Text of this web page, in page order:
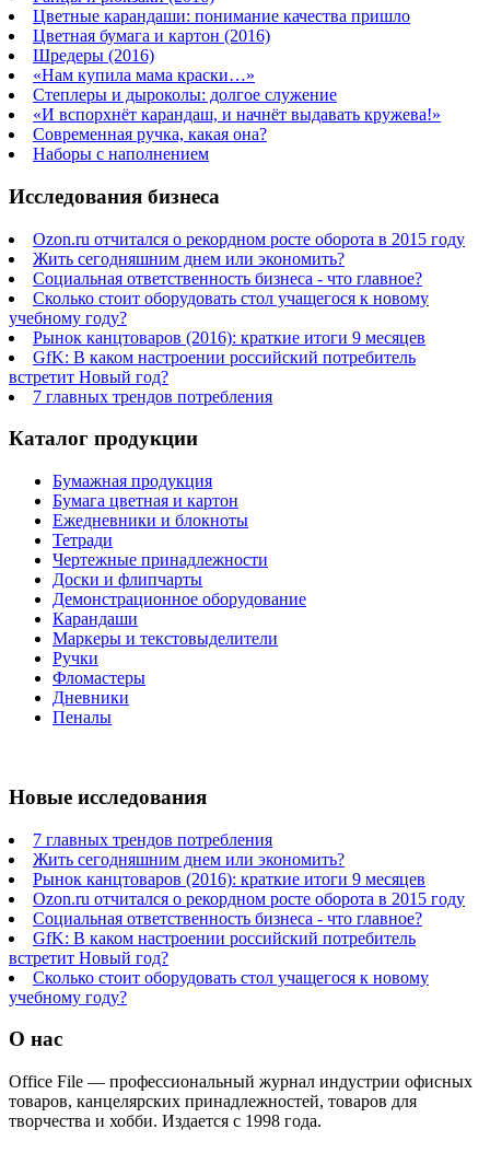
Цветные карандаши: понимание качества пришло
Цветная бумага и картон (2016)
Шредеры (2016)
«Нам купила мама краски…»
Степлеры и дыроколы: долгое служение
«И вспорхнёт карандаш, и начнёт выдавать кружева!»
Современная ручка, какая она?
Наборы с наполнением
Исследования бизнеса
Ozon.ru отчитался о рекордном росте оборота в 2015 году
Жить сегодняшним днем или экономить?
Социальная ответственность бизнеса - что главное?
Сколько стоит оборудовать стол учащегося к новому
учебному году?
Рынок канцтоваров (2016): краткие итоги 9 месяцев
GfK: В каком настроении российский потребитель
встретит Новый год?
7 главных трендов потребления
Каталог продукции
Бумажная продукция
Бумага цветная и картон
Ежедневники и блокноты
Тетради
Чертежные принадлежности
Доски и флипчарты
Демонстрационное оборудование
Карандаши
Маркеры и текстовыделители
Ручки
Фломастеры
Дневники
Пеналы
Новые исследования
7 главных трендов потребления
Жить сегодняшним днем или экономить?
Рынок канцтоваров (2016): краткие итоги 9 месяцев
Ozon.ru отчитался о рекордном росте оборота в 2015 году
Социальная ответственность бизнеса - что главное?
GfK: В каком настроении российский потребитель
встретит Новый год?
Сколько стоит оборудовать стол учащегося к новому
учебному году?
О нас
Office File — профессиональный журнал индустрии офисных
товаров, канцелярских принадлежностей, товаров для
творчества и хобби. Издается с 1998 года.